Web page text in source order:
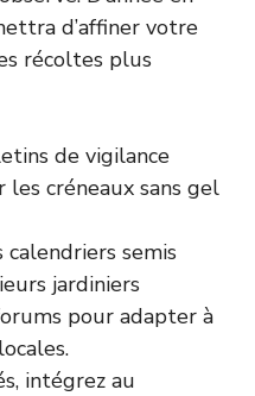
d’affiner votre
récoltes plus
de vigilance
les créneaux sans gel
calendriers semis
jardiniers
pour adapter à
intégrez au